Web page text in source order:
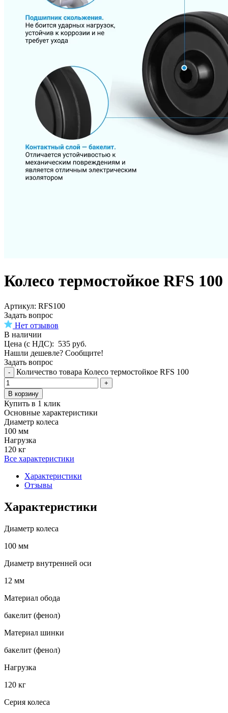
Колесо термостойкое RFS 100
Aртикул: RFS100
Задать вопрос
Нет отзывов
В наличии
Цена (с НДС): 535 руб.
Нашли дешевле? Сообщите!
Задать вопрос
- Количество товара Колесо термостойкое RFS 100
+
В корзину
Купить в 1 клик
Основные характеристики
Диаметр колеса
100 мм
Нагрузка
120 кг
Все характеристики
Характеристики
Отзывы
Характеристики
Диаметр колеса
100 мм
Диаметр внутренней оси
12 мм
Материал обода
бакелит (фенол)
Материал шинки
бакелит (фенол)
Нагрузка
120 кг
Серия колеса